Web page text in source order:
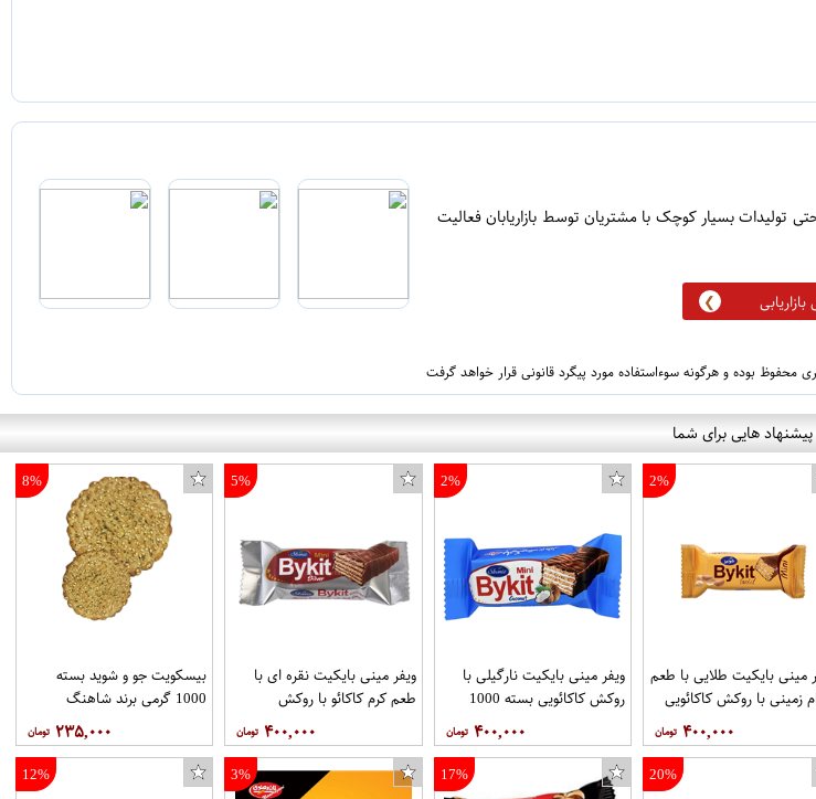
تولیدات بسیار کوچک با مشتریان توسط بازاریابان فعالیت
محفوظ بوده و هرگونه سوءاستفاده مورد پیگرد قانونی قرار خواهد گرفت
پیشنهاد هایی برای شما
2%
مینی بایکیت طلایی با طعم
زمینی با روکش کاکائویی
۴۰۰,۰۰۰
2%
ویفر مینی بایکیت نارگیلی با
روکش کاکائویی بسته 1000
۴۰۰,۰۰۰
5%
ویفر مینی بایکیت نقره ای با
طعم کرم کاکائو با روکش
کاکائویی بسته1000 گرمی برند
شونیز
۴۰۰,۰۰۰
8%
بیسکویت جو و شوید بسته
1000 گرمی برند شاهنگ
۲۳۵,۰۰۰
20%
17%
3%
12%